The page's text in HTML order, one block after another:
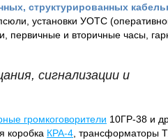
структурированных
установки УОТС
первичные и вторичные часы,
сигнализации и
громкоговорители 10ГР-38 и
коробка КРА-4 , трансформаторы